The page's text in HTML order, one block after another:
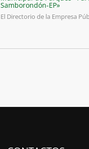
Samborondón-EP»
El Directorio de la Empresa